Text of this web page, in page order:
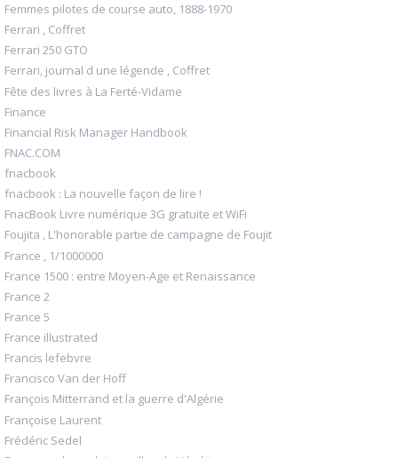
Femmes pilotes de course auto, 1888-1970
Ferrari , Coffret
Ferrari 250 GTO
Ferrari, journal d une légende , Coffret
Fête des livres à La Ferté-Vidame
Finance
Financial Risk Manager Handbook
FNAC.COM
fnacbook
fnacbook : La nouvelle façon de lire !
FnacBook Livre numérique 3G gratuite et WiFi
Foujita , L'honorable partie de campagne de Foujit
France , 1/1000000
France 1500 : entre Moyen-Age et Renaissance
France 2
France 5
France illustrated
Francis lefebvre
Francisco Van der Hoff
François Mitterrand et la guerre d'Algérie
Françoise Laurent
Frédéric Sedel